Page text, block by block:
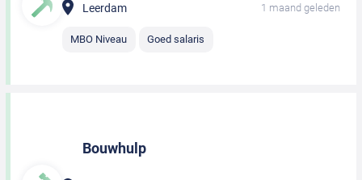
Leerdam 1 maand geleden
MBO Niveau Goed salaris
Bouwhulp